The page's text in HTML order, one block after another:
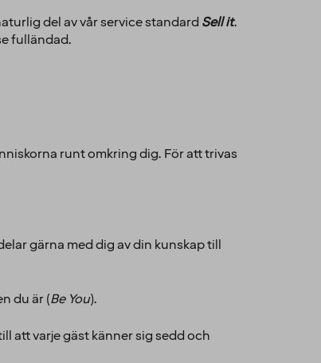
del av vår service standard Sell it.
fulländad.
runt omkring dig. För att trivas
gärna med dig av din kunskap till
du är (Be You).
att varje gäst känner sig sedd och